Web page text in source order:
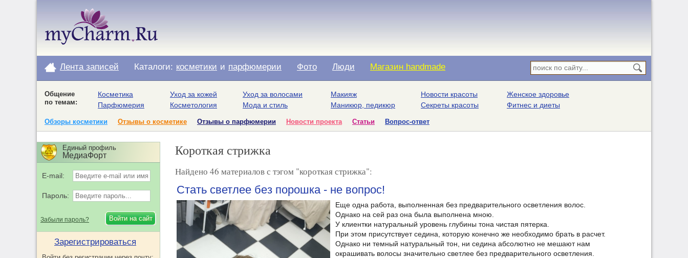
Лента записей Каталоги: косметики и парфюмерии Фото Люди Магазин handmade
Общение
по темам:
Косметика
Парфюмерия
Уход за кожей
Косметология
Уход за волосами
Мода и стиль
Макияж
Маникюр, педикюр
Новости красоты
Секреты красоты
Женское здоровье
Фитнес и диеты
Обзоры косметики Отзывы о косметике Отзывы о парфюмерии Новости проекта Статьи Вопрос-ответ
Короткая стрижка
Найдено 46 материалов с тэгом "короткая стрижка":
Стать светлее без порошка - не вопрос!
Еще одна работа, выполненная без предварительного осветления волос.
Однако на сей раз она была выполнена мною.
У клиентки натуральный уровень глубины тона чистая пятерка.
При этом присутствует седина, которую конечно же необходимо брать в расчет.
Однако ни темный натуральный тон, ни седина абсолютно не мешают нам
окрашивать волосы значительно светлее без предварительного осветления.
Единый профиль
МедиаФорт
E-mail:
Пароль:
Забыли пароль?
Зарегистрироваться